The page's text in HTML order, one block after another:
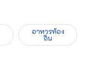
อาหารท้อง
ถิ่น